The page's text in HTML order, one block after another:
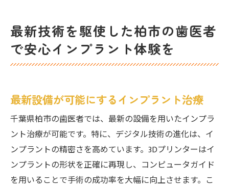
最新技術を駆使した柏市の歯医者
で安心インプラント体験を
最新設備が可能にするインプラント治療
千葉県柏市の歯医者では、最新の設備を用いたインプラ
ント治療が可能です。特に、デジタル技術の進化は、イ
ンプラントの精密さを高めています。3Dプリンターはイ
ンプラントの形状を正確に再現し、コンピュータガイド
を用いることで手術の成功率を大幅に向上させます。こ